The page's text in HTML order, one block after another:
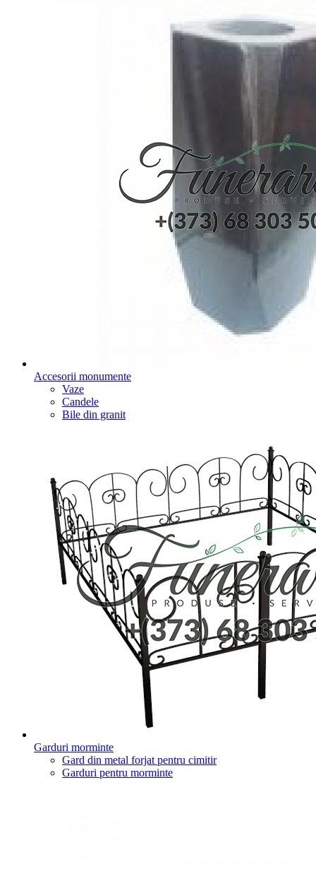
Accesorii monumente
Vaze
Candele
Bile din granit
Garduri morminte
Gard din metal forjat pentru cimitir
Garduri pentru morminte